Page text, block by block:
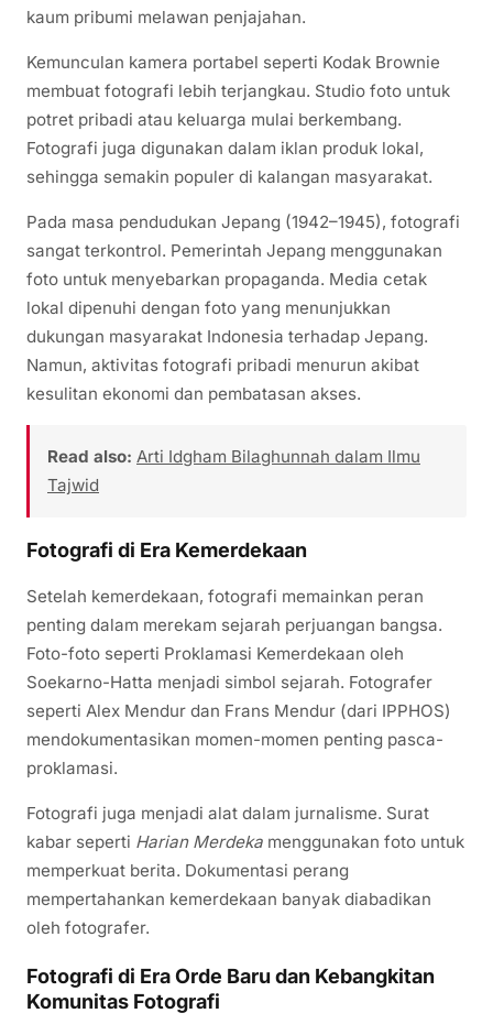
kaum pribumi melawan penjajahan.
Kemunculan kamera portabel seperti Kodak Brownie
membuat fotografi lebih terjangkau. Studio foto untuk
potret pribadi atau keluarga mulai berkembang.
Fotografi juga digunakan dalam iklan produk lokal,
sehingga semakin populer di kalangan masyarakat.
Pada masa pendudukan Jepang (1942–1945), fotografi
sangat terkontrol. Pemerintah Jepang menggunakan
foto untuk menyebarkan propaganda. Media cetak
lokal dipenuhi dengan foto yang menunjukkan
dukungan masyarakat Indonesia terhadap Jepang.
Namun, aktivitas fotografi pribadi menurun akibat
kesulitan ekonomi dan pembatasan akses.
Read also: Arti Idgham Bilaghunnah dalam Ilmu
Tajwid
Fotografi di Era Kemerdekaan
Setelah kemerdekaan, fotografi memainkan peran
penting dalam merekam sejarah perjuangan bangsa.
Foto-foto seperti Proklamasi Kemerdekaan oleh
Soekarno-Hatta menjadi simbol sejarah. Fotografer
seperti Alex Mendur dan Frans Mendur (dari IPPHOS)
mendokumentasikan momen-momen penting pasca-
proklamasi.
Fotografi juga menjadi alat dalam jurnalisme. Surat
kabar seperti Harian Merdeka menggunakan foto untuk
memperkuat berita. Dokumentasi perang
mempertahankan kemerdekaan banyak diabadikan
oleh fotografer.
Fotografi di Era Orde Baru dan Kebangkitan
Komunitas Fotografi